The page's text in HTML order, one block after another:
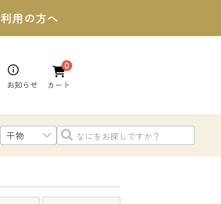
用の方へ
お知らせ
0
カート